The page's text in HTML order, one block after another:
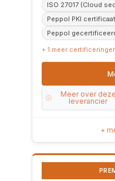
ISO 27017 (Cloud
Peppol PKI certificaat
Peppol
+ 1 meer
Meer over deze
leverancier
+